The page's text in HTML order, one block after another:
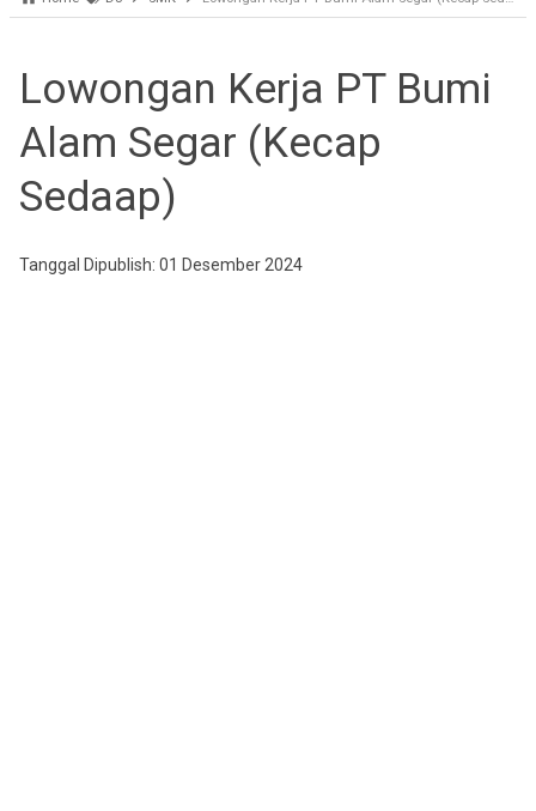
Lowongan Kerja PT Bumi
Alam Segar (Kecap
Sedaap)
Tanggal Dipublish: 01 Desember 2024